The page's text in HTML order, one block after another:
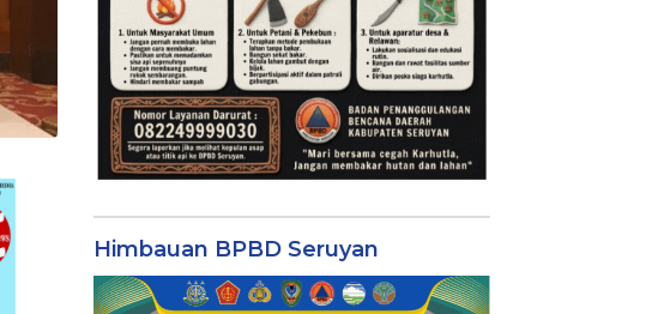
Himbauan BPBD Seruyan